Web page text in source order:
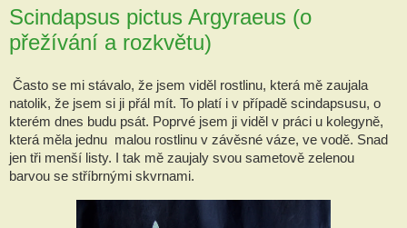
Scindapsus pictus Argyraeus (o
přežívání a rozkvětu)
Často se mi stávalo, že jsem viděl rostlinu, která mě zaujala
natolik, že jsem si ji přál mít. To platí i v případě scindapsusu, o
kterém dnes budu psát. Poprvé jsem ji viděl v práci u kolegyně,
která měla jednu  malou rostlinu v závěsné váze, ve vodě. Snad
jen tři menší listy. I tak mě zaujaly svou sametově zelenou
barvou se stříbrnými skvrnami.